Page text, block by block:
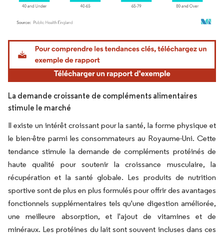
Image © Mordor Intelligence. La réutilisation nécessite une attribution sous CC BY
La demande croissante de compléments alimentaires
stimule le marché
Il existe un intérêt croissant pour la santé, la forme physique et
le bien-être parmi les consommateurs au Royaume-Uni. Cette
tendance stimule la demande de compléments protéinés de
haute qualité pour soutenir la croissance musculaire, la
récupération et la santé globale. Les produits de nutrition
sportive sont de plus en plus formulés pour offrir des avantages
fonctionnels supplémentaires tels qu'une digestion améliorée,
une meilleure absorption, et l'ajout de vitamines et de
minéraux. Les protéines du lait sont souvent incluses dans ces